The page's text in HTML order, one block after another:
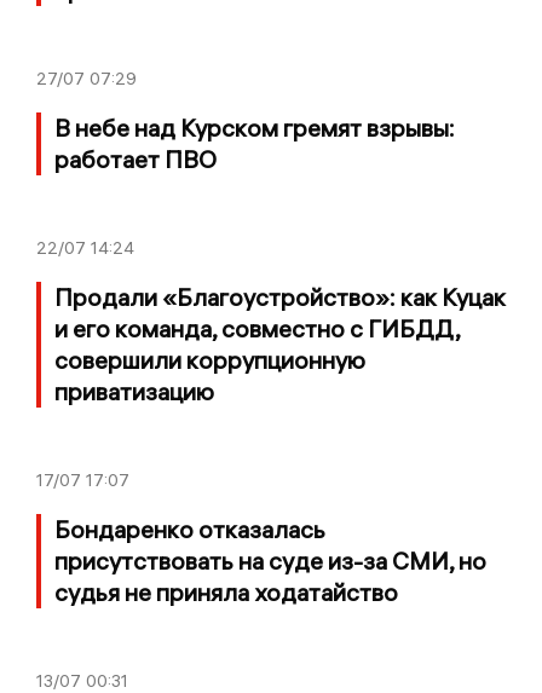
27/07 07:29
В небе над Курском гремят взрывы:
работает ПВО
22/07 14:24
Продали «Благоустройство»: как Куцак
и его команда, совместно с ГИБДД,
совершили коррупционную
приватизацию
17/07 17:07
Бондаренко отказалась
присутствовать на суде из-за СМИ, но
судья не приняла ходатайство
13/07 00:31